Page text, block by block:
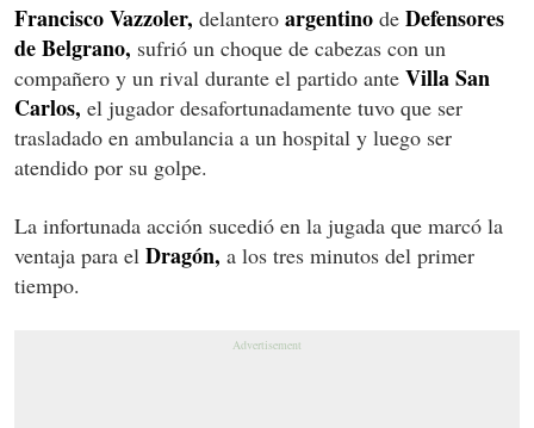
Francisco Vazzoler, delantero argentino de Defensores
de Belgrano, sufrió un choque de cabezas con un
compañero y un rival durante el partido ante Villa San
Carlos, el jugador desafortunadamente tuvo que ser
trasladado en ambulancia a un hospital y luego ser
atendido por su golpe.
La infortunada acción sucedió en la jugada que marcó la
ventaja para el Dragón, a los tres minutos del primer
tiempo.